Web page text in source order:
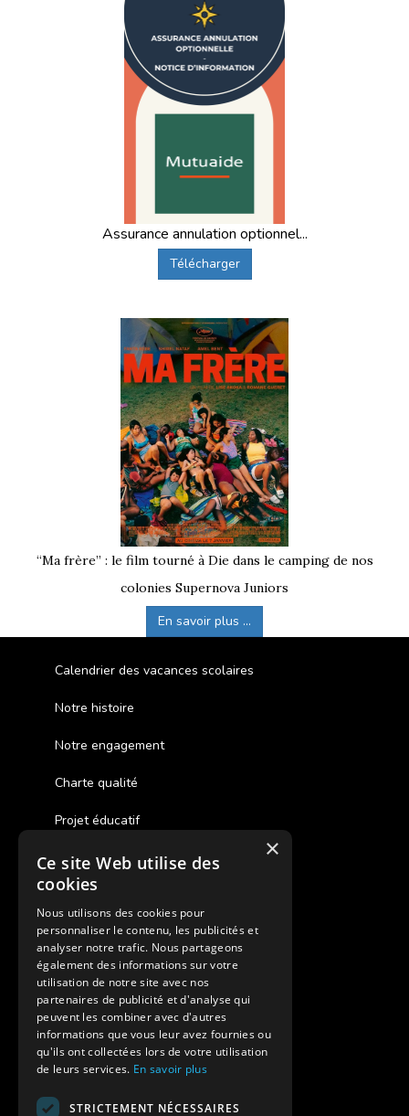
Assurance annulation optionnel...
Télécharger
“Ma frère” : le film tourné à Die dans le camping de nos
colonies Supernova Juniors
En savoir plus ...
Calendrier des vacances scolaires
Notre histoire
Notre engagement
Charte qualité
Projet éducatif
Des colonies de vacances inclusives
Assurances annulations
Aides financières pour partir en colonie
Charte de confidentialité
Vacances Adaptées Adulte Supernova
×
Ce site Web utilise des
cookies
Nous utilisons des cookies pour
personnaliser le contenu, les publicités et
analyser notre trafic. Nous partageons
également des informations sur votre
utilisation de notre site avec nos
partenaires de publicité et d'analyse qui
peuvent les combiner avec d'autres
informations que vous leur avez fournies ou
qu'ils ont collectées lors de votre utilisation
de leurs services. En savoir plus
STRICTEMENT NÉCESSAIRES